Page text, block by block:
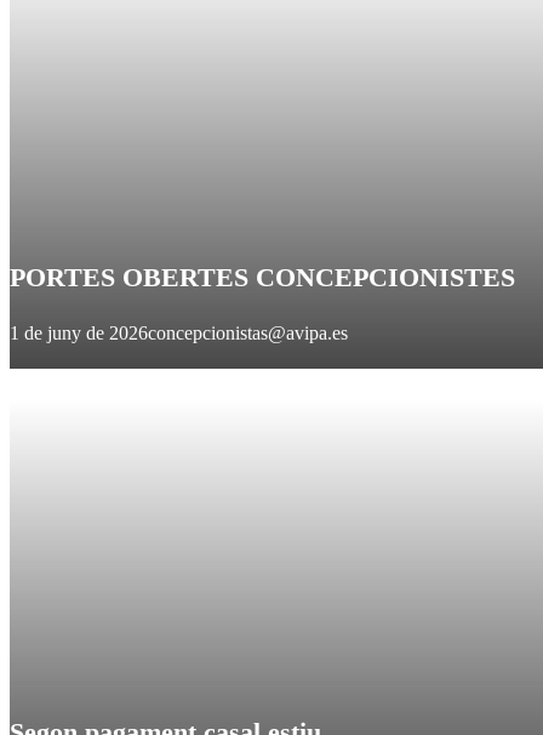
PORTES OBERTES CONCEPCIONISTES
1 de juny de 2026concepcionistas@avipa.es